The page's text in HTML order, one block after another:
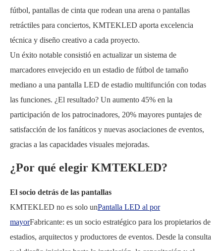
fútbol, pantallas de cinta que rodean una arena o pantallas
retráctiles para conciertos, KMTEKLED aporta excelencia
técnica y diseño creativo a cada proyecto.
Un éxito notable consistió en actualizar un sistema de
marcadores envejecido en un estadio de fútbol de tamaño
mediano a una pantalla LED de estadio multifunción con todas
las funciones. ¿El resultado? Un aumento 45% en la
participación de los patrocinadores, 20% mayores puntajes de
satisfacción de los fanáticos y nuevas asociaciones de eventos,
gracias a las capacidades visuales mejoradas.
¿Por qué elegir KMTEKLED?
El socio detrás de las pantallas
KMTEKLED no es solo unPantalla LED al por
mayorFabricante: es un socio estratégico para los propietarios de
estadios, arquitectos y productores de eventos. Desde la consulta